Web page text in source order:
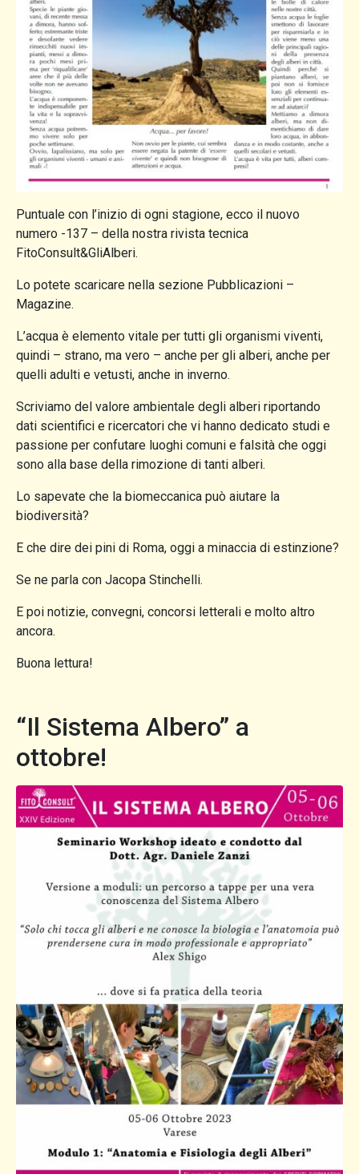
Puntuale con l’inizio di ogni stagione, ecco il nuovo
numero -137 – della nostra rivista tecnica
FitoConsult&GliAlberi.
Lo potete scaricare nella sezione Pubblicazioni –
Magazine.
L’acqua è elemento vitale per tutti gli organismi viventi,
quindi – strano, ma vero – anche per gli alberi, anche per
quelli adulti e vetusti, anche in inverno.
Scriviamo del valore ambientale degli alberi riportando
dati scientifici e ricercatori che vi hanno dedicato studi e
passione per confutare luoghi comuni e falsità che oggi
sono alla base della rimozione di tanti alberi.
Lo sapevate che la biomeccanica può aiutare la
biodiversità?
E che dire dei pini di Roma, oggi a minaccia di estinzione?
Se ne parla con Jacopa Stinchelli.
E poi notizie, convegni, concorsi letterali e molto altro
ancora.
Buona lettura!
“Il Sistema Albero” a
ottobre!